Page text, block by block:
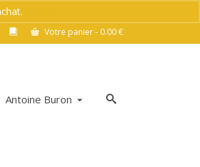
Votre panier- 0.00€
Antoine Buron